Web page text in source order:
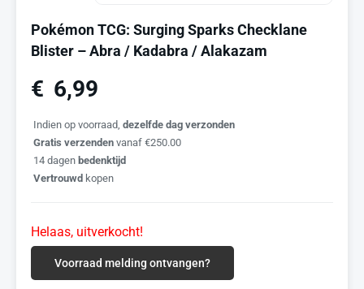
Pokémon TCG: Surging Sparks Checklane
Blister – Abra / Kadabra / Alakazam
€ 6,99
Indien op voorraad, dezelfde dag verzonden
Gratis verzenden vanaf €250.00
14 dagen bedenktijd
Vertrouwd kopen
Helaas, uitverkocht!
Voorraad melding ontvangen?